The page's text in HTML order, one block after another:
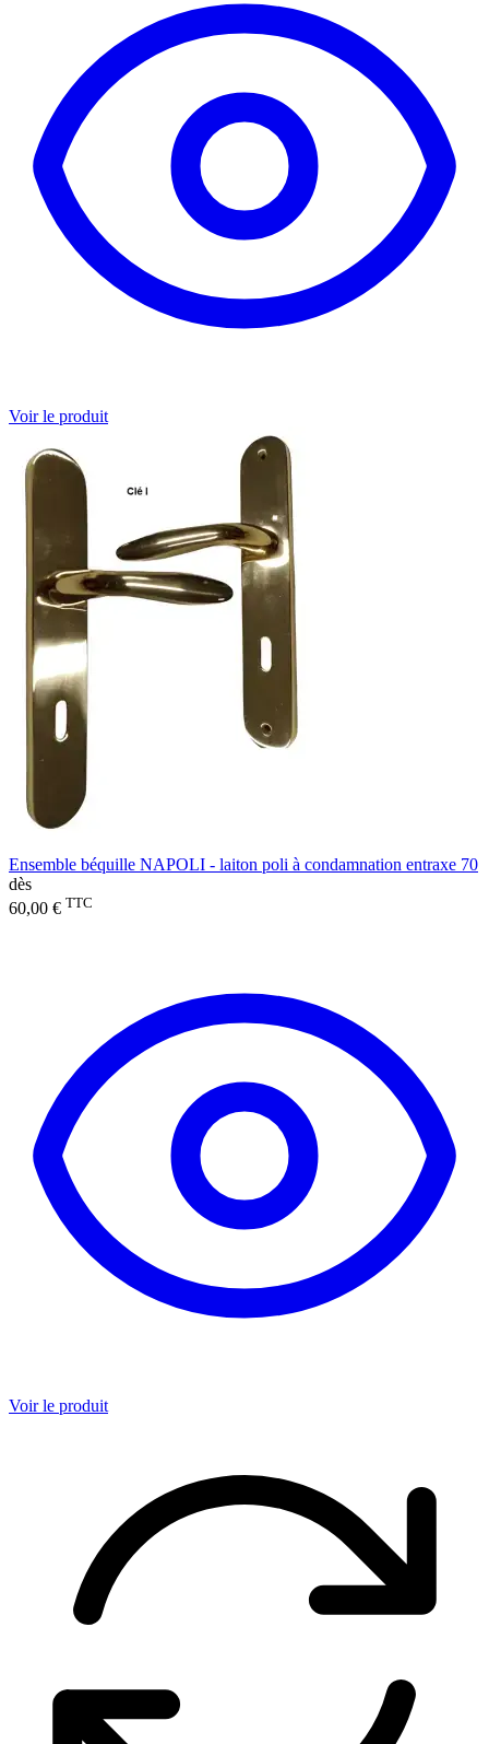
Voir le produit
Ensemble béquille NAPOLI - laiton poli à condamnation entraxe 70
dès
60,00 € TTC
Voir le produit